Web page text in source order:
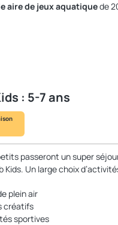
aire de jeux aquatiquede
: 5-7 ans
passeront un super
Kids. Un large choix
plein air
créatifs
sportives